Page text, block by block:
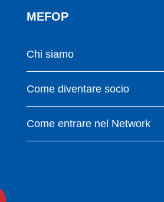
MEFOP
Chi siamo
Come diventare socio
Come entrare nel Network